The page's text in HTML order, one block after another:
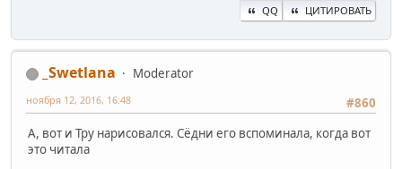
QQ ЦИТИРОВАТЬ
_Swetlana
Moderator
#860
ноября 12, 2016, 16:48
А, вот и Тру нарисовался. Сёдни его вспоминала, когда вот
это читала